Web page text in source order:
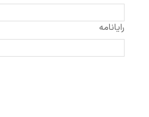
رایانامه